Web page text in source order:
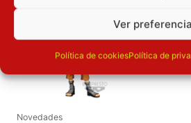
Ver
Política de cookiesPolítica de
Novedades